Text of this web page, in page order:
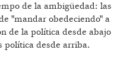
de la ambigüedad: las
"mandar obedeciendo" a
de la política desde abajo
política desde arriba.